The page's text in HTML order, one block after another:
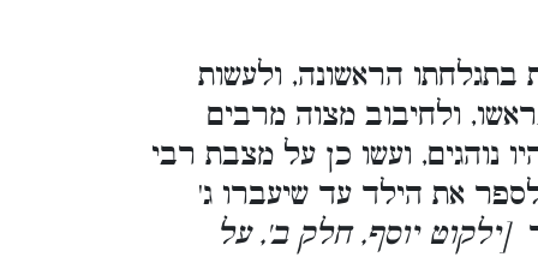
הראשונה, ולעשות
ולחיבוב מצוה מרבים
נוהגים, ועשו כן על מצבת רבי
לספר את הילד עד שיעברו ג'
[ילקוט יוסף, חלק ב', על